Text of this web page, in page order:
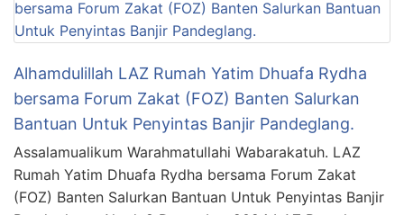
Alhamdulillah LAZ Rumah Yatim Dhuafa Rydha
bersama Forum Zakat (FOZ) Banten Salurkan
Bantuan Untuk Penyintas Banjir Pandeglang.
Assalamualikum Warahmatullahi Wabarakatuh. LAZ
Rumah Yatim Dhuafa Rydha bersama Forum Zakat
(FOZ) Banten Salurkan Bantuan Untuk Penyintas Banjir